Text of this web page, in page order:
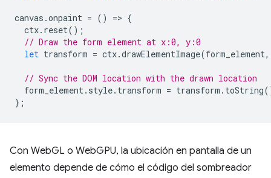
canvas .onpaint = () => {
ctx. reset();
// Draw the form element at x:0, y:0
let transform = ctx.drawElementImage(form_element,
// Sync the DOM location with the drawn location
form_element. style. transform = transform . toString
};
Con WebGL o WebGPU, la ubicación en pantalla de un
elemento depende de cómo el código del sombreador